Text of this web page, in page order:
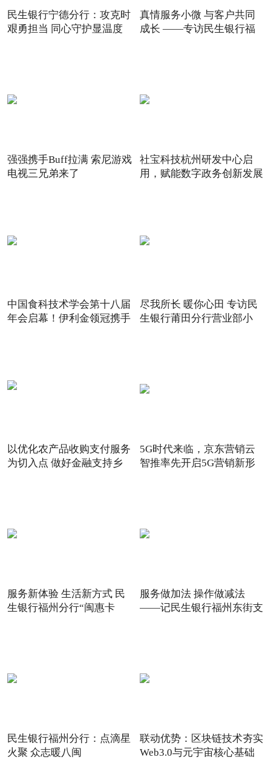
民生银行宁德分行：攻克时
艰勇担当 同心守护显温度
真情服务小微 与客户共同
成长 ——专访民生银行福
强强携手Buff拉满 索尼游戏
电视三兄弟来了
社宝科技杭州研发中心启
用，赋能数字政务创新发展
中国食科技术学会第十八届
年会启幕！伊利金领冠携手
尽我所长 暖你心田 专访民
生银行莆田分行营业部小
以优化农产品收购支付服务
为切入点 做好金融支持乡
5G时代来临，京东营销云
智推率先开启5G营销新形
服务新体验 生活新方式 民
生银行福州分行“闽惠卡
服务做加法 操作做减法
——记民生银行福州东街支
民生银行福州分行：点滴星
火聚 众志暖八闽
联动优势：区块链技术夯实
Web3.0与元宇宙核心基础